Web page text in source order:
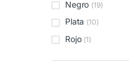
Negro (19)
Plata (10)
Rojo (1)